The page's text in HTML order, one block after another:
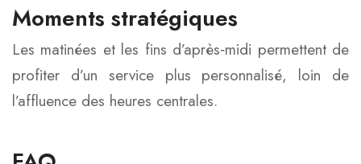
Moments stratégiques
Les matinées et les fins d’après‑midi permettent de
profiter d’un service plus personnalisé, loin de
l’affluence des heures centrales.